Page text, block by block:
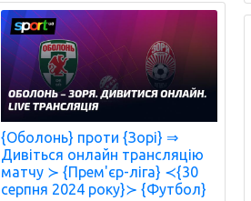
{Оболонь} проти {Зорі} ⇒
Дивіться онлайн трансляцію
матчу ≻ {Прем'єр-ліга} ≺{30
серпня 2024 року}≻ {Футбол}